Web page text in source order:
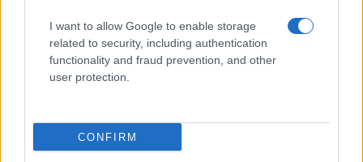
I want to allow Google to enable storage
related to security, including authentication
functionality and fraud prevention, and other
user protection.
CONFIRM
Calangianus, dopo le polemiche il centro
accoglienza minori chiude